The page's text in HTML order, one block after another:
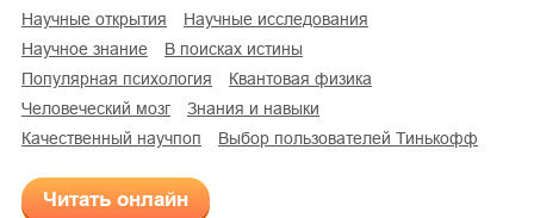
научные открытия
научные исследования
научное знание
в поисках истины
популярная психология
квантовая физика
человеческий мозг
знания и навыки
Качественный научпоп
Выбор пользователей Тинькофф
Читать онлайн